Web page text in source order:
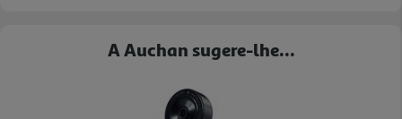
A Auchan sugere-lhe...